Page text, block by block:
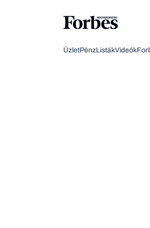
ÜzletPénzListákVideók